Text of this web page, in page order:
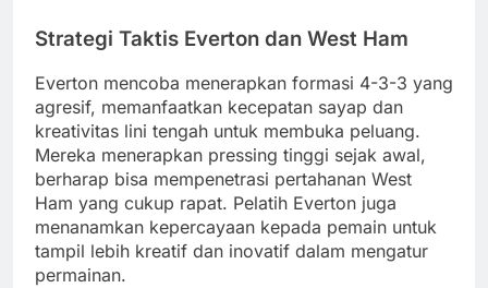
Strategi Taktis Everton dan West Ham
Everton mencoba menerapkan formasi 4-3-3 yang
agresif, memanfaatkan kecepatan sayap dan
kreativitas lini tengah untuk membuka peluang.
Mereka menerapkan pressing tinggi sejak awal,
berharap bisa mempenetrasi pertahanan West
Ham yang cukup rapat. Pelatih Everton juga
menanamkan kepercayaan kepada pemain untuk
tampil lebih kreatif dan inovatif dalam mengatur
permainan.